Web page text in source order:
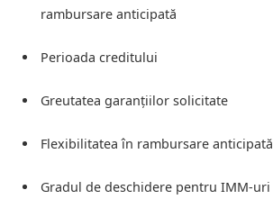
rambursare anticipată
Perioada creditului
Greutatea garanțiilor solicitate
Flexibilitatea în rambursare anticipată
Gradul de deschidere pentru IMM-uri